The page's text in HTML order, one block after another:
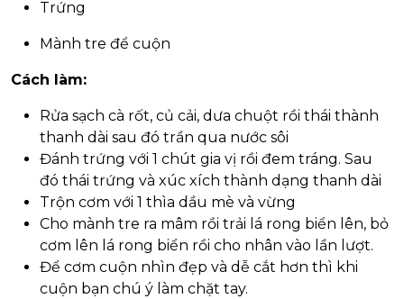
Trứng
Mành tre để cuộn
Cách làm:
Rửa sạch cà rốt, củ cải, dưa chuột rồi thái thành
thanh dài sau đó trần qua nước sôi
Đánh trứng với 1 chút gia vị rồi đem tráng. Sau
đó thái trứng và xúc xích thành dạng thanh dài
Trộn cơm với 1 thìa dầu mè và vừng
Cho mành tre ra mâm rồi trải lá rong biển lên, bỏ
cơm lên lá rong biển rồi cho nhân vào lần lượt.
Để cơm cuộn nhìn đẹp và dễ cắt hơn thì khi
cuộn bạn chú ý làm chặt tay.